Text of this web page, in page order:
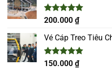
Được xếp
5.00
5 sao
200.000 ₫
Vé Cáp Treo Tiêu
Được xếp
150.000 ₫